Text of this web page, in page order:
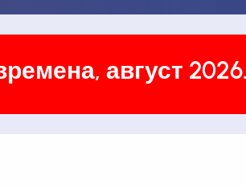
август 2026.